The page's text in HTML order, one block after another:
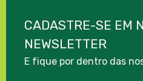
CADASTRE-SE EM
NEWSLETTER
E fique por dentro das